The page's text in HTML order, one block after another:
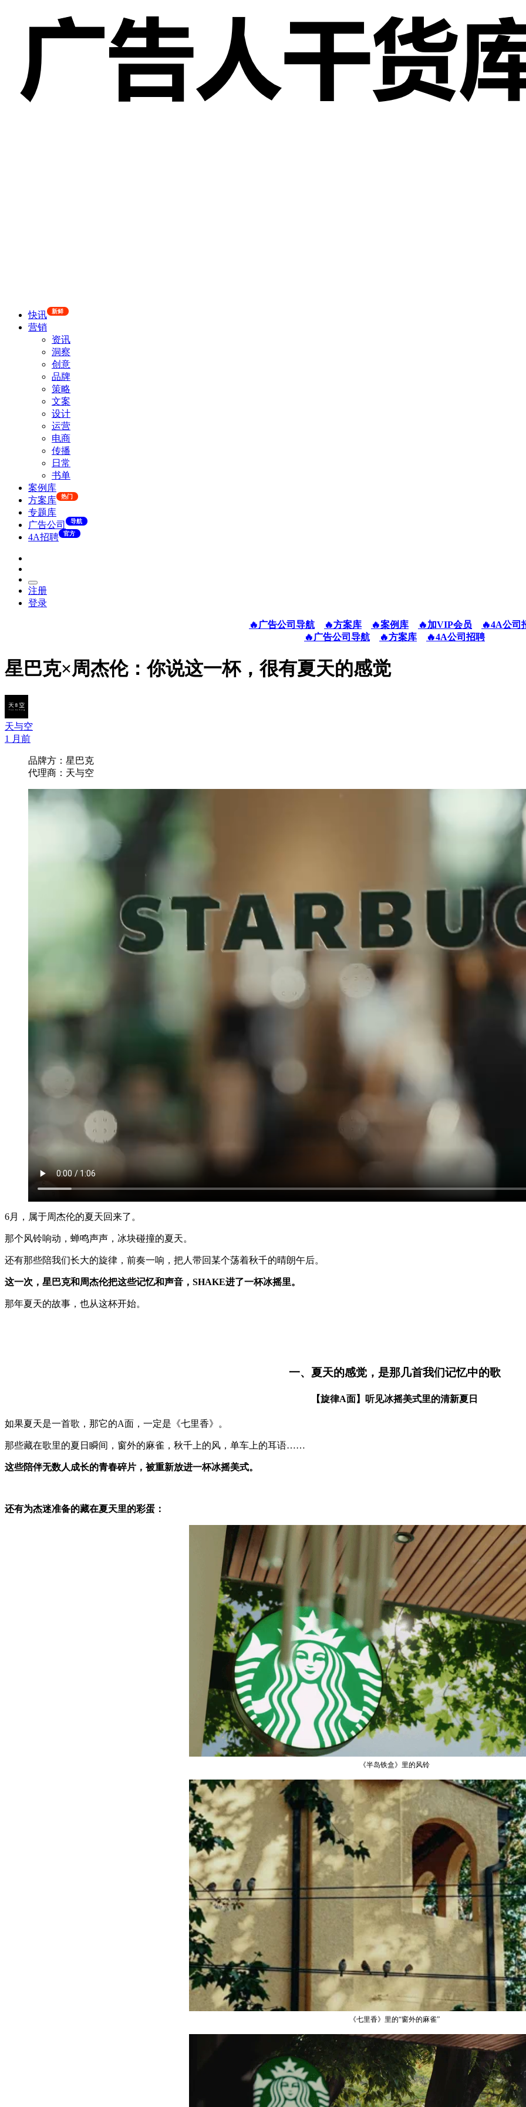
快讯 新鲜
营销
资讯
洞察
创意
品牌
策略
文案
设计
运营
电商
传播
日常
书单
案例库
方案库
热门
专题库
广告公司
导航
4A招聘 官方
注册
登录
🔥广告公司导航 🔥方案库 🔥案例库 🔥加VIP会员
🔥4A公司
🔥广告公司导航
🔥方案库 🔥4A公司招聘
星巴克×周杰伦：你说这一杯，很有夏天的感觉
天与空
1 月前
品牌方：星巴克
代理商：天与空
6月，属于周杰伦的夏天回来了。
那个风铃响动，蝉鸣声声，冰块碰撞的夏天。
还有那些陪我们长大的旋律，前奏一响，把人带回某个荡着秋千的晴朗午后。
这一次，星巴克和周杰伦把这些记忆和声音，SHAKE进了一杯冰摇里。
那年夏天的故事，也从这杯开始。
一、夏天的感觉，是那几首我们记忆中的歌
【旋律A面】听见冰摇美式里的清新夏日
如果夏天是一首歌，那它的A面，一定是《七里香》。
那些藏在歌里的夏日瞬间，窗外的麻雀，秋千上的风，单车上的耳语……
这些陪伴无数人成长的青春碎片，被重新放进一杯冰摇美式。
还有为杰迷准备的藏在夏天里的彩蛋：
《半岛铁盒》里的风铃
《七里香》里的“窗外的麻雀”